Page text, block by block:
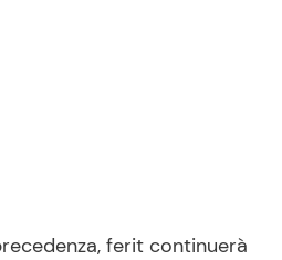
ferit continuerà